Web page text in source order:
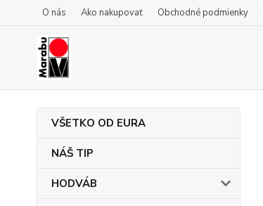
O nás Ako nakupovať Obchodné podmienky
VŠETKO OD EURA
NÁŠ TIP
HODVÁB